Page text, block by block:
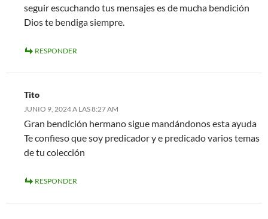
seguir escuchando tus mensajes es de mucha bendición
Dios te bendiga siempre.
RESPONDER
Tito
JUNIO 9, 2024 A LAS 8:27 AM
Gran bendición hermano sigue mandándonos esta ayuda
Te confieso que soy predicador y e predicado varios temas
de tu colección
RESPONDER